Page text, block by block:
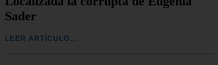
Sader
LEER ARTÍCULO...